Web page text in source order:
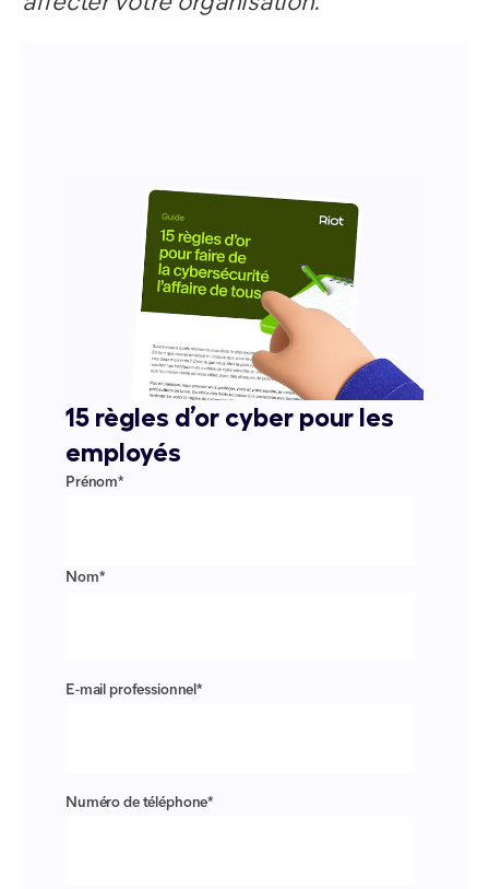
15 règles d’or cyber pour les
employés
Prénom*
Nom*
E-mail professionnel*
Numéro de téléphone*